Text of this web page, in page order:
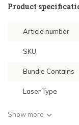
Product
Article number
SKU
Bundle Contains
Laser Type
Show more